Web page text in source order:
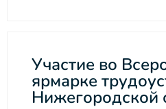
Участие во
ярмарке
Нижегородской